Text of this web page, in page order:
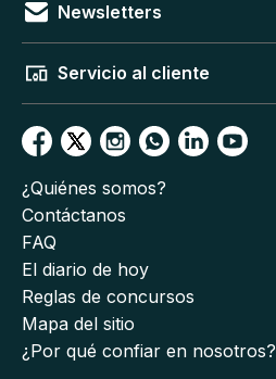
Newsletters
Servicio al cliente
¿Quiénes somos?
Contáctanos
FAQ
El diario de hoy
Reglas de concursos
Mapa del sitio
¿Por qué confiar en nosotros?